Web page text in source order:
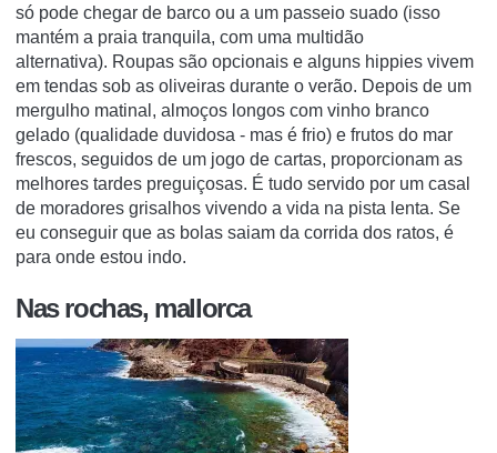
só pode chegar de barco ou a um passeio suado (isso
mantém a praia tranquila, com uma multidão
alternativa). Roupas são opcionais e alguns hippies vivem
em tendas sob as oliveiras durante o verão. Depois de um
mergulho matinal, almoços longos com vinho branco
gelado (qualidade duvidosa - mas é frio) e frutos do mar
frescos, seguidos de um jogo de cartas, proporcionam as
melhores tardes preguiçosas. É tudo servido por um casal
de moradores grisalhos vivendo a vida na pista lenta. Se
eu conseguir que as bolas saiam da corrida dos ratos, é
para onde estou indo.
Nas rochas, mallorca